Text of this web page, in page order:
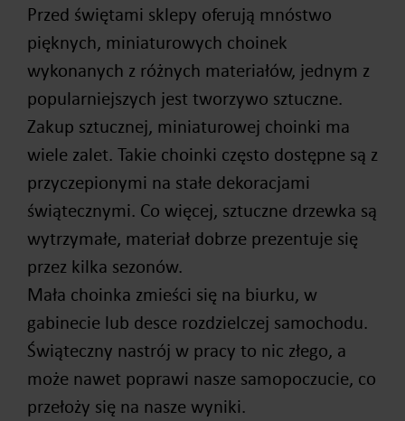
Przed świętami sklepy oferują mnóstwo
pięknych, miniaturowych choinek
wykonanych z różnych materiałów, jednym z
popularniejszych jest tworzywo sztuczne.
Zakup sztucznej, miniaturowej choinki ma
wiele zalet. Takie choinki często dostępne są z
przyczepionymi na stałe dekoracjami
świątecznymi. Co więcej, sztuczne drzewka są
wytrzymałe, materiał dobrze prezentuje się
przez kilka sezonów.
Mała choinka zmieści się na biurku, w
gabinecie lub desce rozdzielczej samochodu.
Świąteczny nastrój w pracy to nic złego, a
może nawet poprawi nasze samopoczucie, co
przełoży się na nasze wyniki.